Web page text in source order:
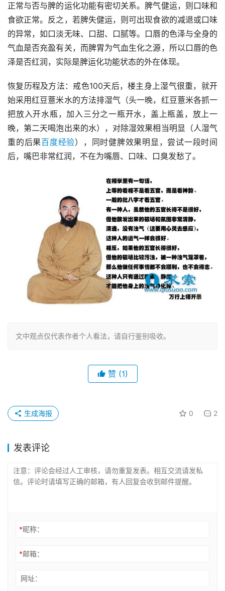
正常与否与脾的运化功能有密切关系。脾气健运，则口味和
食欲正常。反之，若脾失健运，则可出现食欲的减退或口味
的异常，如口淡无味、口甜、口腻等。口唇的色泽与全身的
气血是否充盈有关，而脾胃为气血生化之源，所以口唇的色
泽是否红润，实际是脾运化功能状态的外在体现。
恢复历程及方法：戒色100天后，楼主身上湿气很重，就开
始采用红豆薏米水的方法排湿气（头一晚，红豆薏米各抓一
把放入开水瓶，加入三分之一瓶开水，盖上瓶盖，放上一
晚，第二天喝泡出来的水），对除湿效果相当明显（人湿气
重的后果百度经验），同时健脾效果明显，尝试一段时间
后，嘴巴非常红润，不在为嘴唇、口味、口臭发愁了。
文中观点仅代表作者个人看法，请自行鉴别吸收。
赞 (1)
0 2
生成海报
发表评论
*昵称：
*邮箱：
网址：